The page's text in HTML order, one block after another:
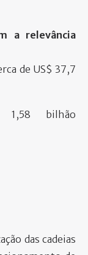
a relevância
de US$ 37,7
1,58 bilhão
das cadeias